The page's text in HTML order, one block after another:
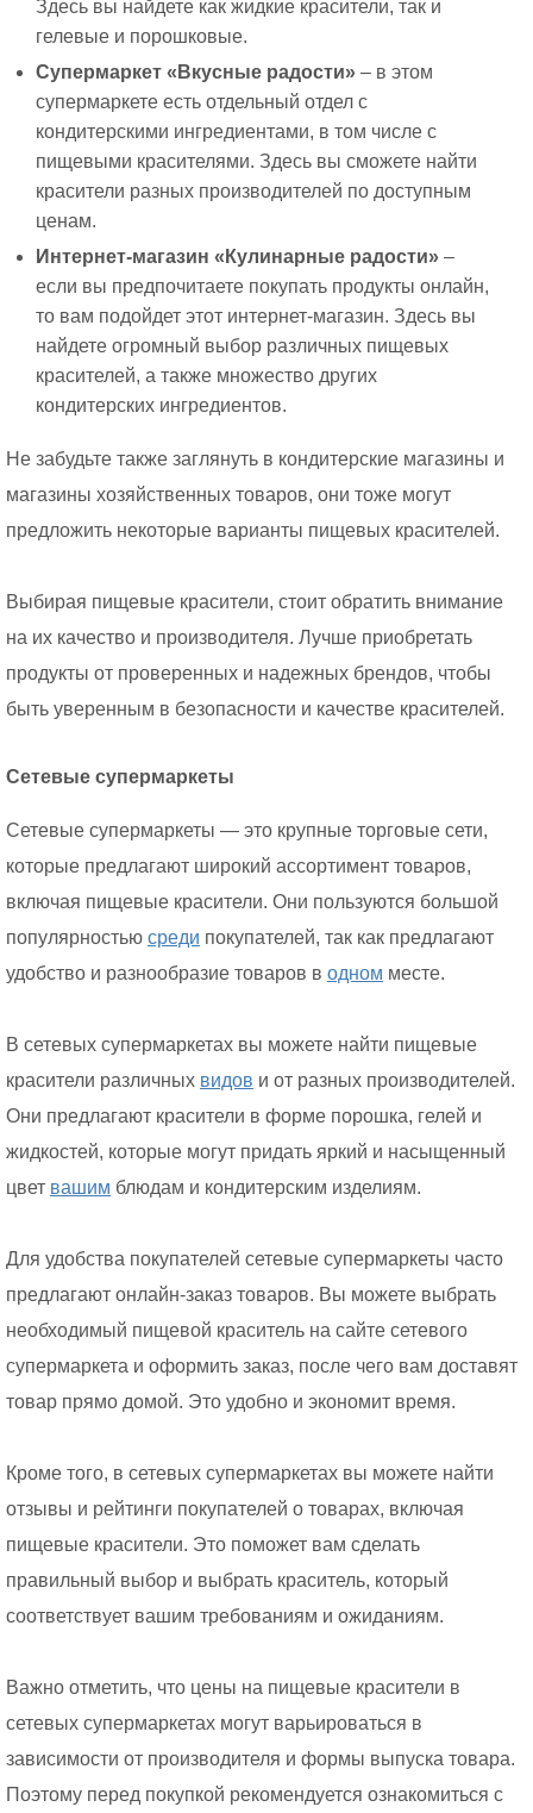
Здесь вы найдете как жидкие красители, так и
гелевые и порошковые.
Супермаркет «Вкусные радости» – в этом
супермаркете есть отдельный отдел с
кондитерскими ингредиентами, в том числе с
пищевыми красителями. Здесь вы сможете найти
красители разных производителей по доступным
ценам.
Интернет-магазин «Кулинарные радости» –
если вы предпочитаете покупать продукты онлайн,
то вам подойдет этот интернет-магазин. Здесь вы
найдете огромный выбор различных пищевых
красителей, а также множество других
кондитерских ингредиентов.
Не забудьте также заглянуть в кондитерские магазины и
магазины хозяйственных товаров, они тоже могут
предложить некоторые варианты пищевых красителей.
Выбирая пищевые красители, стоит обратить внимание
на их качество и производителя. Лучше приобретать
продукты от проверенных и надежных брендов, чтобы
быть уверенным в безопасности и качестве красителей.
Сетевые супермаркеты
Сетевые супермаркеты — это крупные торговые сети,
которые предлагают широкий ассортимент товаров,
включая пищевые красители. Они пользуются большой
популярностью среди покупателей, так как предлагают
удобство и разнообразие товаров в одном месте.
В сетевых супермаркетах вы можете найти пищевые
красители различных видов и от разных производителей.
Они предлагают красители в форме порошка, гелей и
жидкостей, которые могут придать яркий и насыщенный
цвет вашим блюдам и кондитерским изделиям.
Для удобства покупателей сетевые супермаркеты часто
предлагают онлайн-заказ товаров. Вы можете выбрать
необходимый пищевой краситель на сайте сетевого
супермаркета и оформить заказ, после чего вам доставят
товар прямо домой. Это удобно и экономит время.
Кроме того, в сетевых супермаркетах вы можете найти
отзывы и рейтинги покупателей о товарах, включая
пищевые красители. Это поможет вам сделать
правильный выбор и выбрать краситель, который
соответствует вашим требованиям и ожиданиям.
Важно отметить, что цены на пищевые красители в
сетевых супермаркетах могут варьироваться в
зависимости от производителя и формы выпуска товара.
Поэтому перед покупкой рекомендуется ознакомиться с